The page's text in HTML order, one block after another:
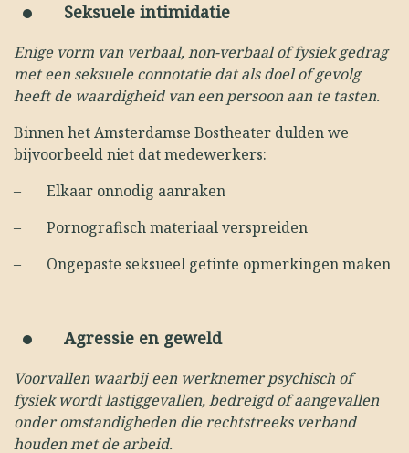
Seksuele intimidatie
Enige vorm van verbaal, non-verbaal of fysiek gedrag
met een seksuele connotatie dat als doel of gevolg
heeft de waardigheid van een persoon aan te tasten.
Binnen het Amsterdamse Bostheater dulden we
bijvoorbeeld niet dat medewerkers:
–
Elkaar onnodig aanraken
–
Pornografisch materiaal verspreiden
–
Ongepaste seksueel getinte opmerkingen maken
Agressie en geweld
Voorvallen waarbij een werknemer psychisch of
fysiek wordt lastiggevallen, bedreigd of aangevallen
onder omstandigheden die rechtstreeks verband
houden met de arbeid.